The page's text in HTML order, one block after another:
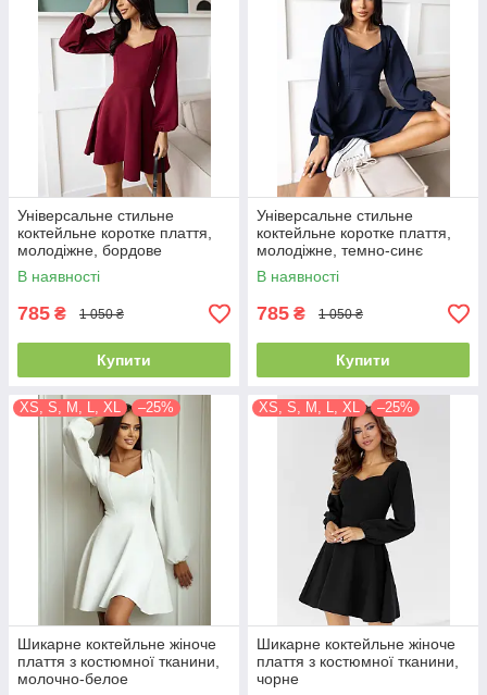
Універсальне стильне
коктейльне коротке плаття,
молодіжне, бордове
В наявності
785 ₴ 1 050 ₴
Купити
Універсальне стильне
коктейльне коротке плаття,
молодіжне, темно-синє
В наявності
785 ₴ 1 050 ₴
Купити
XS, S, M, L, XL –25%
Шикарне коктейльне жіноче
плаття з костюмної тканини,
молочно-белое
XS, S, M, L, XL –25%
Шикарне коктейльне жіноче
плаття з костюмної тканини,
чорне